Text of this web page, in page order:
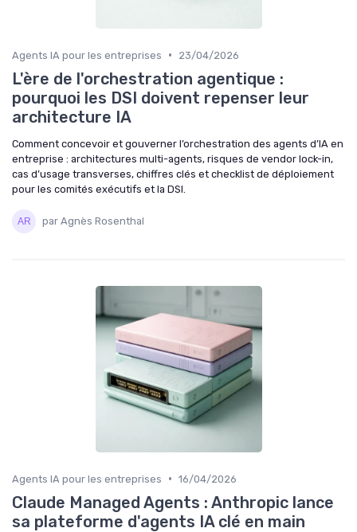
Agents IA pour les entreprises • 23/04/2026
L'ère de l'orchestration agentique :
pourquoi les DSI doivent repenser leur
architecture IA
Comment concevoir et gouverner l’orchestration des agents d’IA en
entreprise : architectures multi-agents, risques de vendor lock-in,
cas d’usage transverses, chiffres clés et checklist de déploiement
pour les comités exécutifs et la DSI.
par Agnès Rosenthal
Agents IA pour les entreprises • 16/04/2026
Claude Managed Agents : Anthropic lance
sa plateforme d'agents IA clé en main